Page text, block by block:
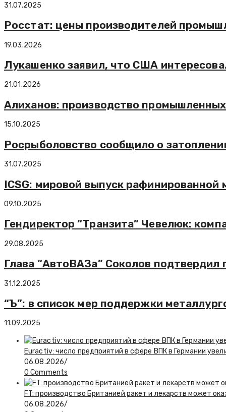
31.07.2025
Росстат: цены производителей
19.03.2026
Лукашенко заявил, что США
21.01.2026
Алиханов: производство
15.10.2025
Росрыболовство сообщило о
31.07.2025
ICSG: мировой выпуск
09.10.2025
Гендиректор “Транзита” Чевелюк:
29.08.2025
Глава “АвтоВАЗа” Соколов
31.12.2025
“Ъ”: в список мер поддержки
11.09.2025
Euractiv: число предприятий в сфере ВПК в Германии
06.08.2026/
0 Comments
FT: производство Британией ракет и лекарств может
06.08.2026/